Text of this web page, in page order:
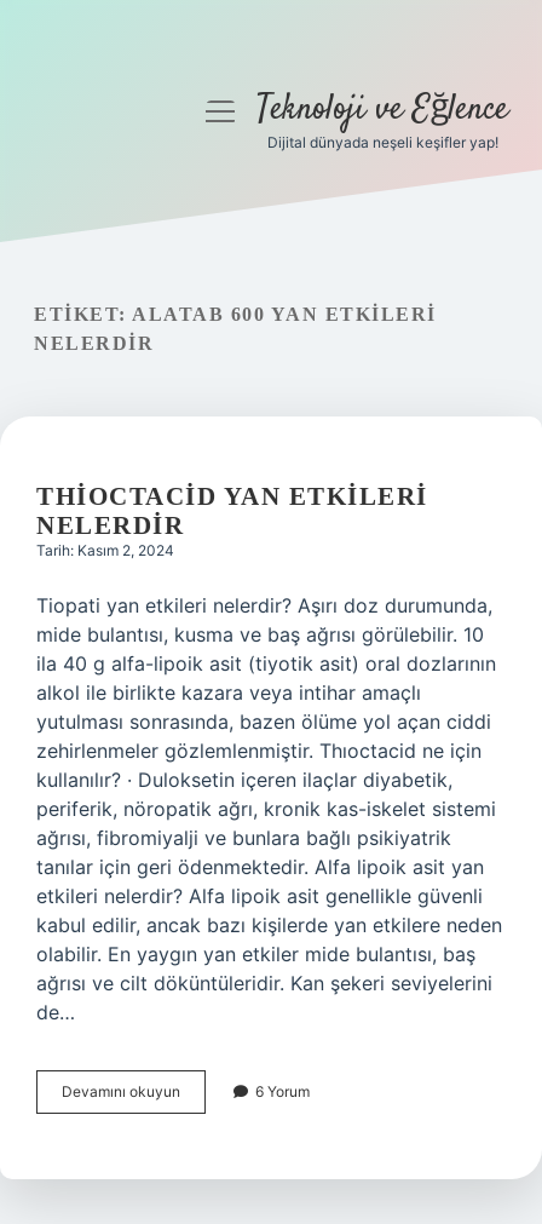
Gizlilik Politikası
Hakkımızda
menüyüTeknoloji ve Eğlence
Dijital dünyada neşeli keşifler yap!
ETIKET: ALATAB 600 YAN ETKILERI
NELERDIR
THIOCTACID YAN ETKILERI
NELERDIR
Tarih: Kasım 2, 2024
Tiopati yan etkileri nelerdir? Aşırı doz durumunda,
mide bulantısı, kusma ve baş ağrısı görülebilir. 10
ila 40 g alfa-lipoik asit (tiyotik asit) oral dozlarının
alkol ile birlikte kazara veya intihar amaçlı
yutulması sonrasında, bazen ölüme yol açan ciddi
zehirlenmeler gözlemlenmiştir. Thıoctacid ne için
kullanılır? · Duloksetin içeren ilaçlar diyabetik,
periferik, nöropatik ağrı, kronik kas-iskelet sistemi
ağrısı, fibromiyalji ve bunlara bağlı psikiyatrik
tanılar için geri ödenmektedir. Alfa lipoik asit yan
etkileri nelerdir? Alfa lipoik asit genellikle güvenli
kabul edilir, ancak bazı kişilerde yan etkilere neden
olabilir. En yaygın yan etkiler mide bulantısı, baş
ağrısı ve cilt döküntüleridir. Kan şekeri seviyelerini
de…
Devamını okuyun Thioctacid
Yan
6 Yorum